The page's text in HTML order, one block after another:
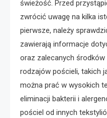
świeżość. Przed
zwrócić uwagę na kilka
pierwsze, należy
zawierają informacje
oraz zalecanych
rodzajów pościeli, takich
można prać w wysokich
eliminacji bakterii i
pościel od innych